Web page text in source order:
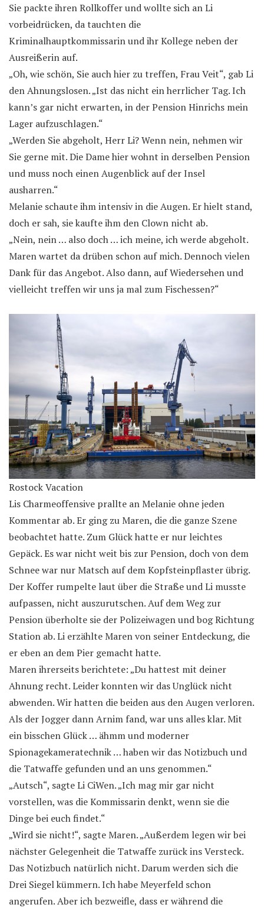
Sie packte ihren Rollkoffer und wollte sich an Li
vorbeidrücken, da tauchten die
Kriminalhauptkommissarin und ihr Kollege neben der
Ausreißerin auf.
„Oh, wie schön, Sie auch hier zu treffen, Frau Veit“, gab Li
den Ahnungslosen. „Ist das nicht ein herrlicher Tag. Ich
kann’s gar nicht erwarten, in der Pension Hinrichs mein
Lager aufzuschlagen.“
„Werden Sie abgeholt, Herr Li? Wenn nein, nehmen wir
Sie gerne mit. Die Dame hier wohnt in derselben Pension
und muss noch einen Augenblick auf der Insel
ausharren.“
Melanie schaute ihm intensiv in die Augen. Er hielt stand,
doch er sah, sie kaufte ihm den Clown nicht ab.
„Nein, nein … also doch … ich meine, ich werde abgeholt.
Maren wartet da drüben schon auf mich. Dennoch vielen
Dank für das Angebot. Also dann, auf Wiedersehen und
vielleicht treffen wir uns ja mal zum Fischessen?“
Rostock Vacation
Lis Charmeoffensive prallte an Melanie ohne jeden
Kommentar ab. Er ging zu Maren, die die ganze Szene
beobachtet hatte. Zum Glück hatte er nur leichtes
Gepäck. Es war nicht weit bis zur Pension, doch von dem
Schnee war nur Matsch auf dem Kopfsteinpflaster übrig.
Der Koffer rumpelte laut über die Straße und Li musste
aufpassen, nicht auszurutschen. Auf dem Weg zur
Pension überholte sie der Polizeiwagen und bog Richtung
Station ab. Li erzählte Maren von seiner Entdeckung, die
er eben an dem Pier gemacht hatte.
Maren ihrerseits berichtete: „Du hattest mit deiner
Ahnung recht. Leider konnten wir das Unglück nicht
abwenden. Wir hatten die beiden aus den Augen verloren.
Als der Jogger dann Arnim fand, war uns alles klar. Mit
ein bisschen Glück … ähmm und moderner
Spionagekameratechnik … haben wir das Notizbuch und
die Tatwaffe gefunden und an uns genommen.“
„Autsch“, sagte Li CiWen. „Ich mag mir gar nicht
vorstellen, was die Kommissarin denkt, wenn sie die
Dinge bei euch findet.“
„Wird sie nicht!“, sagte Maren. „Außerdem legen wir bei
nächster Gelegenheit die Tatwaffe zurück ins Versteck.
Das Notizbuch natürlich nicht. Darum werden sich die
Drei Siegel kümmern. Ich habe Meyerfeld schon
angerufen. Aber ich bezweifle, dass er während die